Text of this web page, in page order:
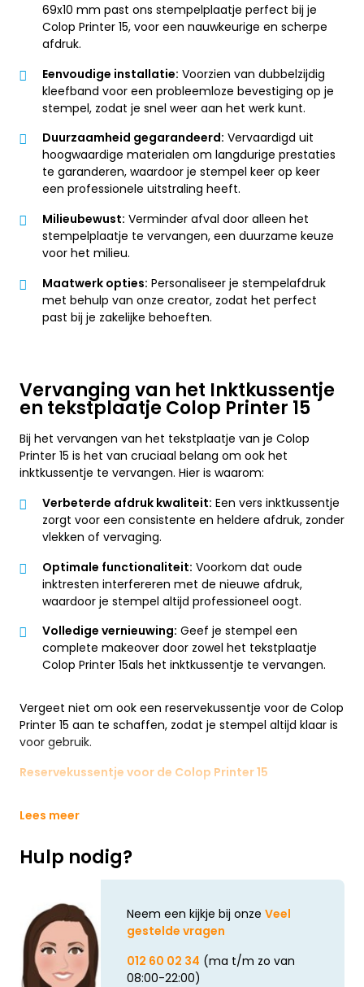
69x10 mm past ons stempelplaatje perfect bij je
Colop Printer 15, voor een nauwkeurige en scherpe
afdruk.
Eenvoudige installatie: Voorzien van dubbelzijdig
kleefband voor een probleemloze bevestiging op je
stempel, zodat je snel weer aan het werk kunt.
Duurzaamheid gegarandeerd: Vervaardigd uit
hoogwaardige materialen om langdurige prestaties
te garanderen, waardoor je stempel keer op keer
een professionele uitstraling heeft.
Milieubewust: Verminder afval door alleen het
stempelplaatje te vervangen, een duurzame keuze
voor het milieu.
Maatwerk opties: Personaliseer je stempelafdruk
met behulp van onze creator, zodat het perfect
past bij je zakelijke behoeften.
Vervanging van het Inktkussentje
en tekstplaatje Colop Printer 15
Bij het vervangen van het tekstplaatje van je Colop
Printer 15 is het van cruciaal belang om ook het
inktkussentje te vervangen. Hier is waarom:
Verbeterde afdruk kwaliteit: Een vers inktkussentje
zorgt voor een consistente en heldere afdruk, zonder
vlekken of vervaging.
Optimale functionaliteit: Voorkom dat oude
inktresten interfereren met de nieuwe afdruk,
waardoor je stempel altijd professioneel oogt.
Volledige vernieuwing: Geef je stempel een
complete makeover door zowel het tekstplaatje
Colop Printer 15als het inktkussentje te vervangen.
Vergeet niet om ook een reservekussentje voor de Colop
Printer 15 aan te schaffen, zodat je stempel altijd klaar is
voor gebruik.
Reservekussentje voor de Colop Printer 15
Lees meer
Hulp nodig?
Neem een kijkje bij onze Veel
gestelde vragen
012 60 02 34 (ma t/m zo van
08:00-22:00)